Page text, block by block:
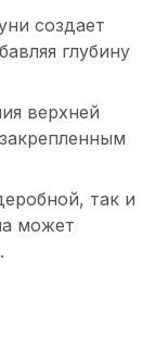
создает
глубину
верхней
так и
может